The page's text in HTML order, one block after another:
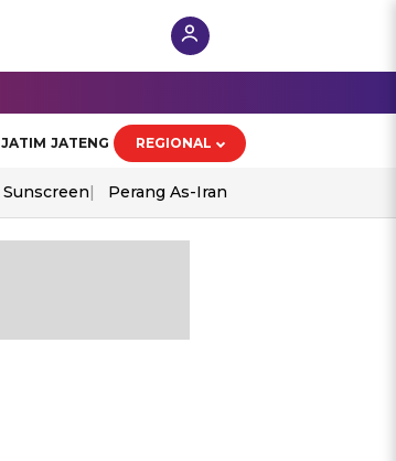
JATIM JATENG REGIONAL
Sunscreen Perang As-Iran